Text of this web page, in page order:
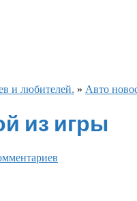
и любителей. » Авто
из игры